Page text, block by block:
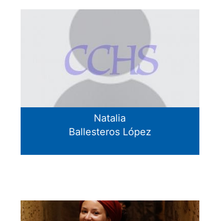
Natalia
Ballesteros López